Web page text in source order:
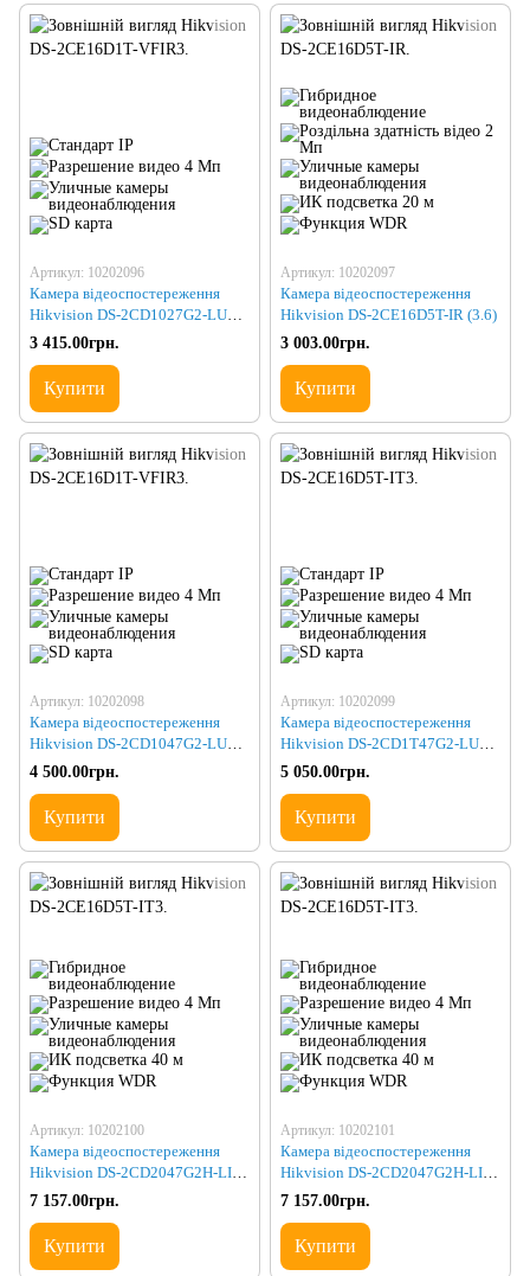
Артикул: 10202096
Камера відеоспостереження
Hikvision DS-2CD1027G2-LUF
(2.8)
3 415.00грн.
Купити
Артикул: 10202097
Камера відеоспостереження
Hikvision DS-2CE16D5T-IR (3.6)
3 003.00грн.
Купити
Артикул: 10202098
Камера відеоспостереження
Hikvision DS-2CD1047G2-LUF
(2.8)
4 500.00грн.
Купити
Артикул: 10202099
Камера відеоспостереження
Hikvision DS-2CD1T47G2-LUF
(4.0)
5 050.00грн.
Купити
Артикул: 10202100
Камера відеоспостереження
Hikvision DS-2CD2047G2H-LIU
(2.8)
7 157.00грн.
Купити
Артикул: 10202101
Камера відеоспостереження
Hikvision DS-2CD2047G2H-LIU
(4.0)
7 157.00грн.
Купити